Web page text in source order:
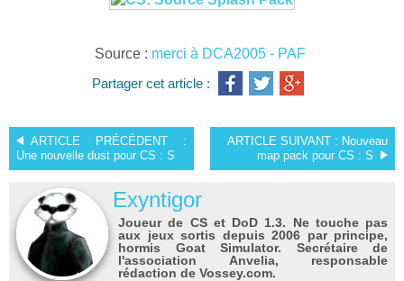
Source : merci à DCA2005 - PAF
Partager cet article :
ARTICLE PRÉCÉDENT :
Une nouvelle dust pour CS : S
ARTICLE SUIVANT : Nouveau
map pack pour CS : S
Exyntigor
Joueur de CS et DoD 1.3. Ne touche pas
aux jeux sortis depuis 2006 par principe,
hormis Goat Simulator. Secrétaire de
l'association Anvelia, responsable
rédaction de Vossey.com.